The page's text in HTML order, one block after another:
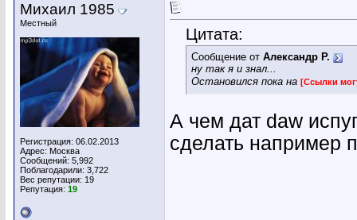
Михаил 1985
Местный
Регистрация: 06.02.2013
Адрес: Москва
Сообщений: 5,992
Поблагодарили: 3,722
Вес репутации: 19
Репутация: 19
Цитата:
Сообщение от Александр Р.
ну так я и знал...
Остановился пока на [Ссылки
А чем дат daw
сделать например